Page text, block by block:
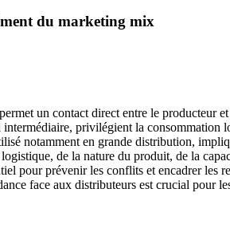
du marketing mix
un contact direct entre le producteur
privilégient la consommation
notamment en grande distribution,
de la nature du produit, de la
pour prévenir les conflits et encadrer les
face aux distributeurs est crucial pour